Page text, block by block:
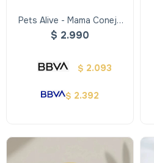
Pets Alive - Mama Conejo
Con Bebes
$ 2.990
$ 2.093
$ 2.392